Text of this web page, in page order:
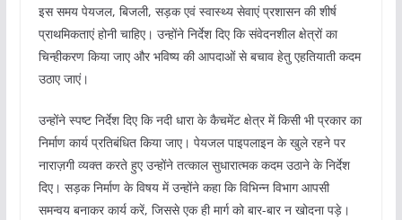
इस समय पेयजल, बिजली, सड़क एवं स्वास्थ्य सेवाएं प्रशासन की शीर्ष
प्राथमिकताएं होनी चाहिए। उन्होंने निर्देश दिए कि संवेदनशील क्षेत्रों का
चिन्हीकरण किया जाए और भविष्य की आपदाओं से बचाव हेतु एहतियाती कदम
उठाए जाएं।
उन्होंने स्पष्ट निर्देश दिए कि नदी धारा के कैचमेंट क्षेत्र में किसी भी प्रकार का
निर्माण कार्य प्रतिबंधित किया जाए। पेयजल पाइपलाइन के खुले रहने पर
नाराज़गी व्यक्त करते हुए उन्होंने तत्काल सुधारात्मक कदम उठाने के निर्देश
दिए। सड़क निर्माण के विषय में उन्होंने कहा कि विभिन्न विभाग आपसी
समन्वय बनाकर कार्य करें, जिससे एक ही मार्ग को बार-बार न खोदना पड़े।